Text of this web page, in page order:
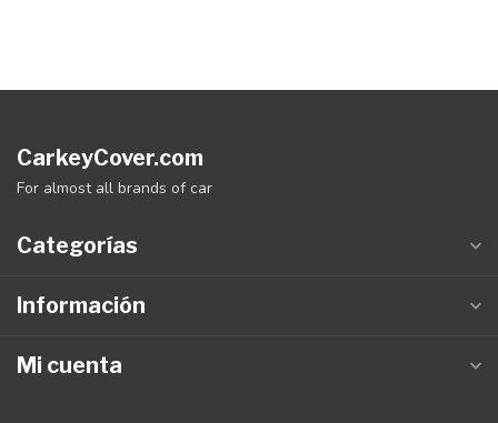
CarkeyCover.com
For almost all brands of car
Categorías
Información
Mi cuenta